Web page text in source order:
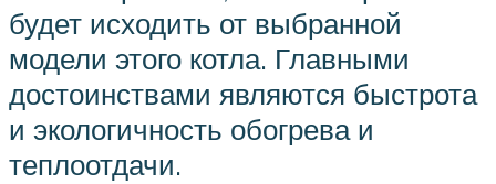
будет исходить от выбранной
модели этого котла. Главными
достоинствами являются быстрота
и экологичность обогрева и
теплоотдачи.